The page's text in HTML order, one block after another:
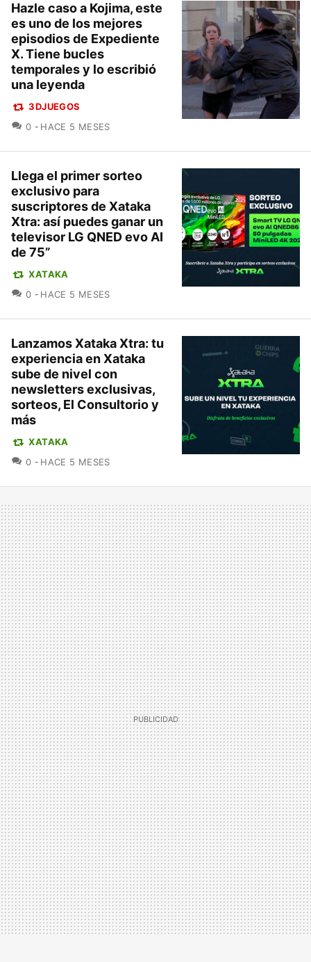
Hazle caso a Kojima, este
es uno de los mejores
episodios de Expediente
X. Tiene bucles
temporales y lo escribió
una leyenda
3DJUEGOS
0 COMENTARIOS
HACE 5 MESES
Llega el primer sorteo
exclusivo para
suscriptores de Xataka
Xtra: así puedes ganar un
televisor LG QNED evo AI
de 75”
XATAKA
0 COMENTARIOS
HACE 5 MESES
Lanzamos Xataka Xtra: tu
experiencia en Xataka
sube de nivel con
newsletters exclusivas,
sorteos, El Consultorio y
más
XATAKA
0 COMENTARIOS
HACE 5 MESES